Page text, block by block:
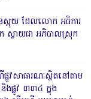
នស្អុយ ដែលលោក អធិការ
ស្វាយជា អភិបាលស្រុក
សាធារណៈស្ថិតនៅតាម
ផ្លូវ ៣៣៤ ក្នុង